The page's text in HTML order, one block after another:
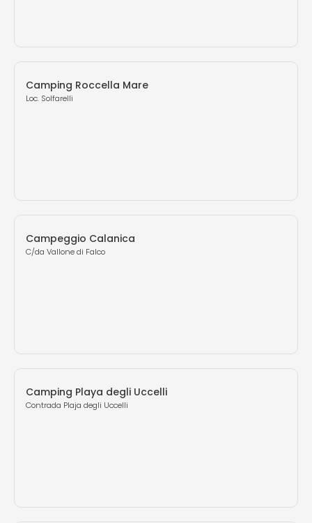
Camping Roccella Mare
Loc. Solfarelli
Campeggio Calanica
C/da Vallone di Falco
Camping Playa degli Uccelli
Contrada Plaja degli Uccelli